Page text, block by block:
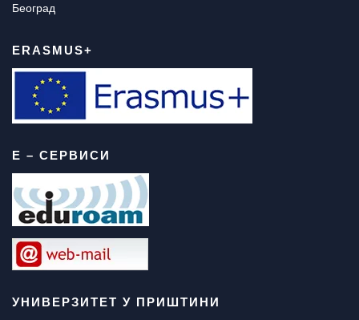
Београд
ERASMUS+
Е – СЕРВИСИ
УНИВЕРЗИТЕТ У ПРИШТИНИ